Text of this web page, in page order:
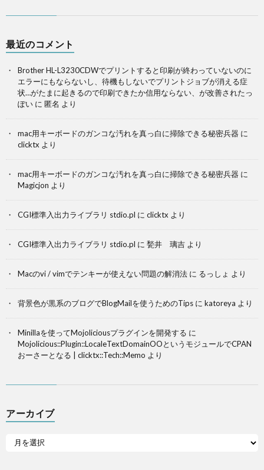
最近のコメント
Brother HL-L3230CDWでプリントすると印刷が終わっていないのに
エラーにもならないし、待機もしないでプリントジョブが消える症
状…がたまに起きるので印刷できたか信用ならない、が改善されたっ
ぽい に 匿名 より
mac用キーボードのガンコな汚れを真っ白に掃除できる秘密兵器 に
clicktx より
mac用キーボードのガンコな汚れを真っ白に掃除できる秘密兵器 に
Magicjon より
CGI標準入出力ライブラリ stdio.pl に clicktx より
CGI標準入出力ライブラリ stdio.pl に 甃井 璃吉 より
Macのvi / vimでテンキーが使えない問題の解消法 に るっしょ より
背景色が黒系のブログでBlogMailを使うためのTips に katoreya より
Minillaを使ってMojoliciousプラグインを開発する に
Mojolicious::Plugin::LocaleTextDomainOOというモジュールでCPAN
おーさーとなる | clicktx::Tech::Memo より
アーカイブ